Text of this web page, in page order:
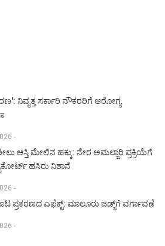
ನಿವೃತ್ತ ಸರ್ಕಾರಿ ನೌಕರರಿಗೆ ಆರೋಗ್ಯ
-
ಆಸ್ತಿ ಮೇಲಿನ ಹಕ್ಕು: ನೇರ ಅಮಲ್ಜಾರಿ ಪ್ರಕ್ರಿಯೆಗೆ
ಹಸಿರು ನಿಶಾನೆ
-
ಪ್ರಕರಣದ ಎಫೆಕ್ಟ್‌: ಮಾಲೂರು ಜಡ್ಜ್‌ಗೆ ವರ್ಗಾವಣೆ
-